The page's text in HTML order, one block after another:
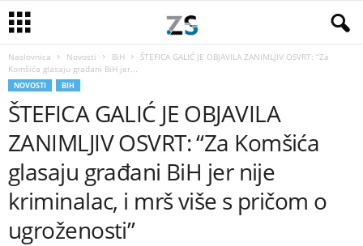
Naslovnica Novosti BiH
ŠTEFICA GALIĆ JE OBJAVILA ZANIMLJIV OSVRT: “Za
Komšića glasaju građani BiH jer...
NOVOSTI BIH
ŠTEFICA GALIĆ JE OBJAVILA
ZANIMLJIV OSVRT: “Za Komšića
glasaju građani BiH jer nije
kriminalac, i mrš više s pričom o
ugroženosti”